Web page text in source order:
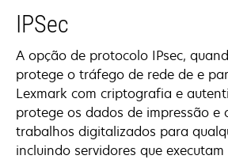
IPSec
A opção de protocolo IPsec,
protege o tráfego de rede de e
Lexmark com criptografia e
protege os dados de impressão e
trabalhos digitalizados para
incluindo servidores que